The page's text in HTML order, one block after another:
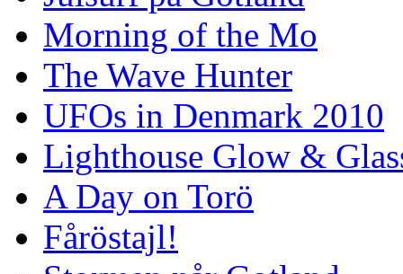
Morning of the Mo
The Wave Hunter
UFOs in Denmark 2010
Lighthouse Glow &
A Day on Torö
Fåröstajl!